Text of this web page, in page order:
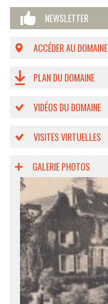
NEWSLETTER
ACCÉDER AU DOMAINE
PLAN DU DOMAINE
VIDÉOS DU DOMAINE
VISITES VIRTUELLES
GALERIE PHOTOS